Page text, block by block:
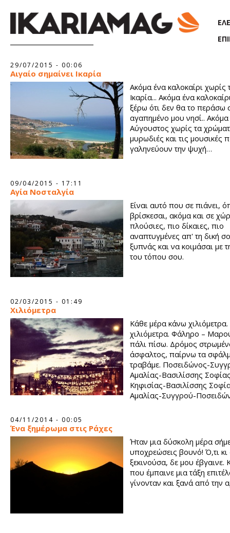
29/07/2015 - 00:06
Αιγαίο σημαίνει Ικαρία
Ακόμα ένα καλοκαίρι χωρίς
Ικαρία... Ακόμα ένα
ξέρω ότι δεν θα το περάσω
αγαπημένο μου νησί..
Αύγουστος χωρίς τα
μυρωδιές και τις μουσικές
γαληνεύουν την ψυχή…
09/04/2015 - 17:11
Αγία Νοσταλγία
Είναι αυτό που σε πιάνει,
βρίσκεσαι, ακόμα και σε
πλούσιες, πιο δίκαιες, πιο
αναπτυγμένες απ' τη δική
ξυπνάς και να κοιμάσαι με
του τόπου σου.
02/03/2015 - 01:49
Χιλιόμετρα
Κάθε μέρα κάνω
χιλιόμετρα. Φάληρο –
πάλι πίσω. Δρόμος
άσφαλτος, παίρνω τα
τραβάμε. Ποσειδώνος-
Αμαλίας-Βασιλίσσης
Κηφισίας-Βασιλίσσης
Αμαλίας-Συγγρού-
04/11/2014 - 00:05
Ένα ξημέρωμα στις Ράχες
Ήταν μια δύσκολη μέρα
υποχρεώσεις βουνό! Ό,τι κι
ξεκινούσα, δε μου έβγαινε.
που έμπαινε μια τάξη
γίνονταν και ξανά από την